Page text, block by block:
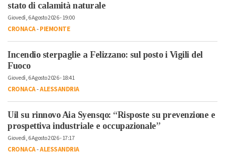
stato di calamità naturale
Giovedì, 6 Agosto 2026 - 19:00
CRONACA-PIEMONTE
Incendio sterpaglie a Felizzano: sul posto i Vigili del
Fuoco
Giovedì, 6 Agosto 2026 - 18:41
CRONACA-ALESSANDRIA
Uil su rinnovo Aia Syensqo: “Risposte su prevenzione e
prospettiva industriale e occupazionale”
Giovedì, 6 Agosto 2026 - 17:17
CRONACA-ALESSANDRIA